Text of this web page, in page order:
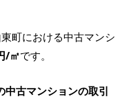
町における中古マンシ
/㎡です。
中古マンションの取引